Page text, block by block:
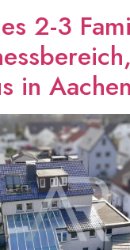
2-3
in